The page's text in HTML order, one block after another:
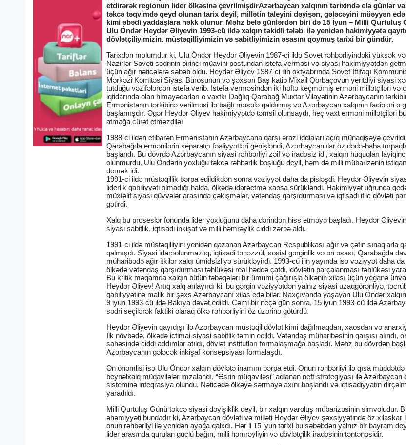
etdirərək regionun lider ölkəsinə çevrilmişdirAzərbaycan xalqının tarixində elə günlər
təkcə təqvimdə qeyd olunan tarix deyil, millətin taleyini dəyişən, gələcəyini müəyyən
kimi əbədi yaddaşlara həkk olunur. Məhz belə günlərdən biri də 15 İyun – Milli Qurtuluş
Ulu Öndər Heydər Əliyevin 1993-cü ildə xalqın təkidli tələbi ilə yenidən hakimiyyətə
dövlətçiliyimizin, müstəqilliyimizin və sabitliyimizin əsasını qoymuş tarixi bir gündür.
Tarixdən məlumdur ki, Ulu Öndər Heydər Əliyevin 1987-ci ildə Sovet rəhbərliyindəki yüksək
Nazirlər Soveti sədrinin birinci müavini postundan istefa verməsi və siyasi hakimiyyətdən
üçün ağır nəticələrə səbəb oldu. Heydər Əliyev 1987-ci ilin oktyabrında Sovet İttifaqı
Mərkəzi Komitəsi Siyasi Bürosunun və şəxsən Baş katib Mixail Qorbaçovun yeritdiyi siyasi
tutduğu vəzifələrdən istefa verib. İstefa verməsindən iki həftə keçməmiş erməni millətçiləri və
iqtidarında olan himayədarları o vaxtkı Dağlıq Qarabağ Muxtar Vilayətinin Azərbaycanın
Ermənistanın tərkibinə verilməsi ilə bağlı məsələ qaldırmış və Azərbaycan xalqının faciələri o
başlamışdır. Əgər Heydər Əliyev hakimiyyətdə təmsil olunsaydı, heç vaxt erməni millətçiləri
atmağa cürət etməzdilər
1988-ci ildən etibarən Ermənistanın Azərbaycana qarşı ərazi iddiaları açıq münaqişəyə
Qarabağda ermənilərin separatçı fəaliyyətləri genişləndi, Azərbaycanlılar öz dədə-baba
başlandı. Bu dövrdə Azərbaycanın siyasi rəhbərliyi zəif və iradəsiz idi, xalqın hüquqları
olunmurdu. Ulu Öndərin yoxluğu təkcə rəhbərlik boşluğu deyil, həm də milli mübarizənin
demək idi.
1991-ci ildə müstəqillik bərpa edildikdən sonra vəziyyət daha da pisləşdi. Heydər Əliyevin
liderlik qabiliyyəti olmadığı halda, ölkədə idarəetmə xaosa sürükləndi. Hakimiyyət uğrunda
müxtəlif siyasi qüvvələr arasında çəkişmələr, vətəndaş qarşıdurması və iqtisadi iflic dövləti
gətirdi.
Xalq bu proseslər fonunda lider yoxluğunu daha dərindən hiss etməyə başladı. Heydər
siyasi sabitlik, iqtisadi inkişaf və milli həmrəylik ciddi zərbə aldı.
1991-ci ildə müstəqilliyini yenidən qazanan Azərbaycan Respublikası ağır və çətin sınaqlarla
qalmışdı. Siyasi idarəolunmazlıq, iqtisadi tənəzzül, sosial gərginlik və ən əsası, Qarabağda
müharibədə ağır itkilər xalqı ümidsizliyə sürükləyirdi. 1993-cü ilin yayında isə vəziyyət daha
ölkədə vətəndaş qarşıdurması təhlükəsi real həddə çatdı, dövlətin parçalanması təhlükəsi
Bu kritik məqamda xalqın bütün təbəqələri bir ümumi çağırışla ölkənin xilası üçün yeganə
Heydər Əliyev! Artıq xalq anlayırdı ki, bu gərgin vəziyyətdən yalnız siyasi uzaqgörənliyə,
qabiliyyətinə malik bir şəxs Azərbaycanı xilas edə bilər. Naxçıvanda yaşayan Ulu Öndər
9 iyun 1993-cü ildə Bakıya dəvət edildi. Cəmi bir neçə gün sonra, 15 iyun 1993-cü ildə
sədri seçilərək faktiki olaraq ölkə rəhbərliyini öz üzərinə götürdü.
Heydər Əliyevin qayıdışı ilə Azərbaycan müstəqil dövlət kimi dağılmaqdan, xaosdan və
İlk növbədə, ölkədə ictimai-siyasi sabitlik təmin edildi. Vətəndaş müharibəsinin qarşısı alındı,
sahəsində ciddi addımlar atıldı, dövlət institutları formalaşmağa başladı. Məhz bu dövrdən
Azərbaycanın gələcək inkişaf konsepsiyası formalaşdı.
Ən önəmlisi isə Ulu Öndər xalqın dövlətə inamını bərpa etdi. Onun rəhbərliyi ilə qısa
beynəlxalq müqavilələr imzalandı, “Əsrin müqaviləsi” adlanan neft strategiyası ilə Azərbaycan
sisteminə inteqrasiya olundu. Nəticədə ölkəyə sərmayə axını başlandı və iqtisadiyyatın
yaradıldı.
Milli Qurtuluş Günü təkcə siyasi dəyişiklik deyil, bir xalqın varoluş mübarizəsinin simvoludur.
əhəmiyyəti bundadır ki, Azərbaycan dövləti və milləti Heydər Əliyev şəxsiyyətində öz xilaskar
onun rəhbərliyi ilə yenidən ayağa qalxdı. Hər il 15 iyun tarixi bu səbəbdən yalnız bir bayram
lider arasında qurulan güclü bağın, milli həmrəyliyin və dövlətçilik iradəsinin təntənəsidir.